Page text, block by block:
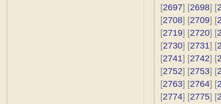
[2697] [2698] [
[2708] [2709] [
[2719] [2720] [
[2730] [2731] [
[2741] [2742] [
[2752] [2753] [
[2763] [2764] [
[2774] [2775] [